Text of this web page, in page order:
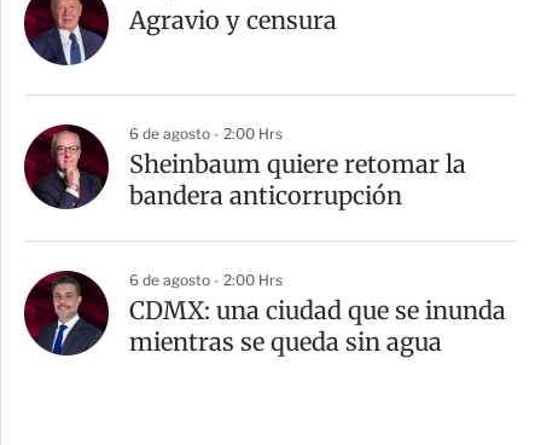
Agravio y censura
6 de agosto - 2:00 Hrs
Sheinbaum quiere retomar la
bandera anticorrupción
6 de agosto - 2:00 Hrs
CDMX: una ciudad que se inunda
mientras se queda sin agua